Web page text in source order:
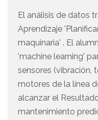
El análisis de datos
Aprendizaje
maquinaria' . El
'machine learning'
sensores (vibración,
motores de la línea
alcanzar el
mantenimiento